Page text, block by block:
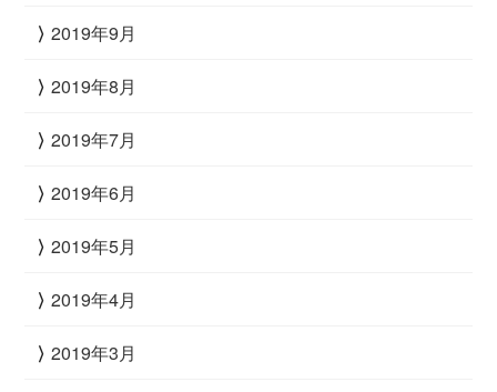
2019年9月
2019年8月
2019年7月
2019年6月
2019年5月
2019年4月
2019年3月